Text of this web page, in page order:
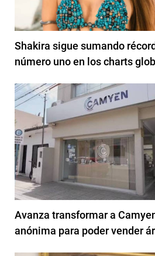
Shakira sigue sumando
número uno en los charts
Avanza transformar a
anónima para poder vender